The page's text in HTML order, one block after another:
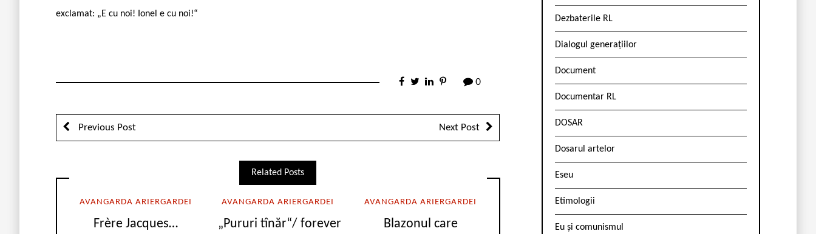
exclamat: „E cu noi! Ionel e cu noi!“
0
Previous Post Next Post
Related Posts
AVANGARDA ARIERGARDEI
Frère Jacques…
AVANGARDA ARIERGARDEI
„Pururi tînăr“/ forever
AVANGARDA ARIERGARDEI
Blazonul care
Dezbaterile RL
Dialogul generațiilor
Document
Documentar RL
DOSAR
Dosarul artelor
Eseu
Etimologii
Eu și comunismul